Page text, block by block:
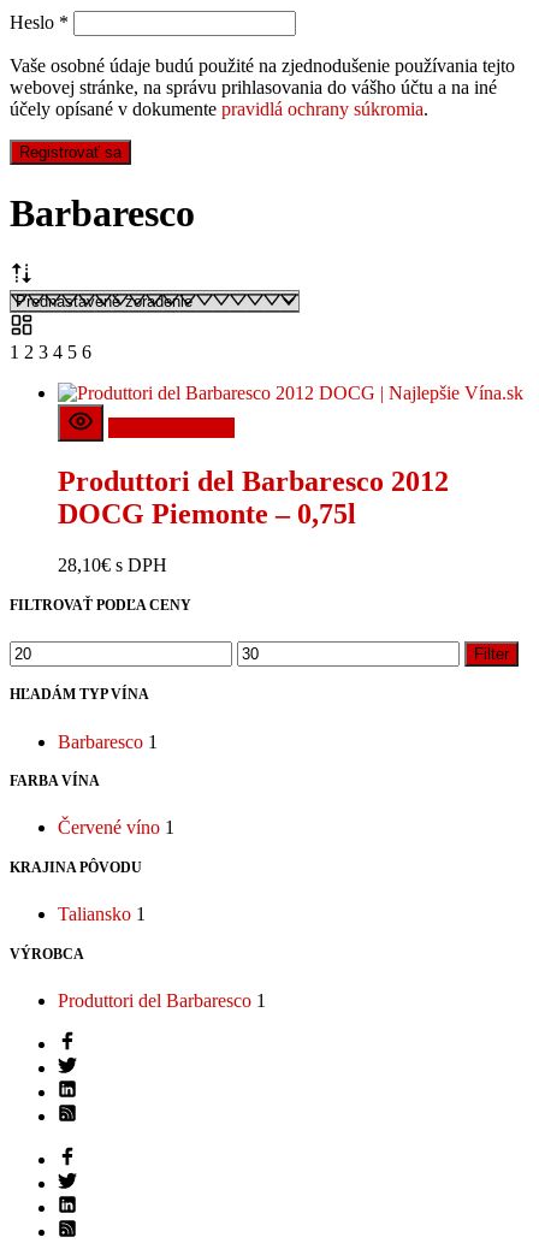
Heslo *
Vaše osobné údaje budú použité na zjednodušenie používania tejto
webovej stránke, na správu prihlasovania do vášho účtu a na iné
účely opísané v dokumente pravidlá ochrany súkromia.
Registrovať sa
Barbaresco
1 2 3 4 5 6
Produttori del Barbaresco 2012
DOCG Piemonte – 0,75l
28,10€ s DPH
FILTROVAŤ PODĽA CENY
Minimálna
cena
Maximálna
cena
Filter
HĽADÁM TYP VÍNA
Barbaresco 1
FARBA VÍNA
Červené víno 1
KRAJINA PÔVODU
Taliansko 1
VÝROBCA
Produttori del Barbaresco 1